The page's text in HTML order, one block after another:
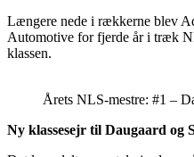
Længere nede i rækkerne blev
Automotive for fjerde år i træk
klassen.
Årets NLS-mestre: #1 –
Ny klassesejr til Daugaard og